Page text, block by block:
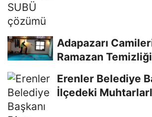
Adapazarı
Ramazan Temizliği
Erenler Belediye
İlçedeki